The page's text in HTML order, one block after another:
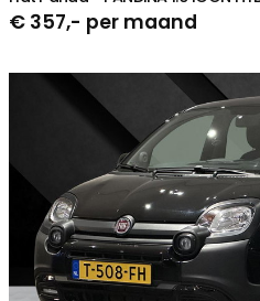
€ 357,- per maand